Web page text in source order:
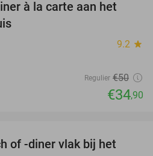
30%
à la carte aan het
9.2 star
Regulier €50
€34,90
of -diner vlak bij het